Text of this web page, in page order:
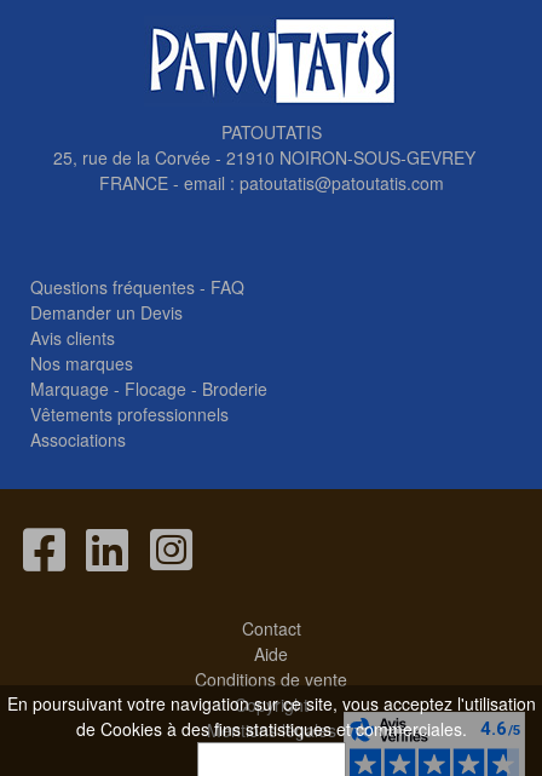
PATOUTATIS
25, rue de la Corvée - 21910 NOIRON-SOUS-GEVREY
FRANCE - email : patoutatis@patoutatis.com
Questions fréquentes - FAQ
Demander un Devis
Avis clients
Nos marques
Marquage - Flocage - Broderie
Vêtements professionnels
Associations
Contact
Aide
Conditions de vente
Copyright
Mentions légales
En poursuivant votre navigation sur ce site, vous acceptez l'utilisation
de Cookies à des fins statistiques et commerciales.